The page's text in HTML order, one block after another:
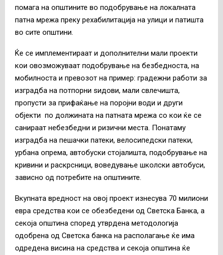
помага на општините во подобрување на локалната
патна мрежа преку рехабилитација на улици и патишта
во сите општини.
Ќе се имплементираат и дополнителни мали проекти
кои овозможуваат подобрување на безбедноста, на
мобилноста и превозот на пример: градежни работи за
изгрaдба на потпорни ѕидови, мали свлечишта,
пропусти за прифаќање на поројни води и други
објекти по должината на патната мрежа со кои ќе се
санираат небезбедни и ризични места. Понатаму
изградба на пешачки патеки, велосипедски патеки,
урбана опрема, автобуски стојалишта, подобрување на
кривини и раскрсници, воведување школски автобуси,
зависно од потребите на општините.
Вкупната вредност на овој проект изнесува 70 милиони
евра средства кои се обезбедени од Светска Банка, а
секоја општина според утврдена методологија
одобрена од Светска банка на располагање ќе има
одредена висина на средства и секоја општина ќе